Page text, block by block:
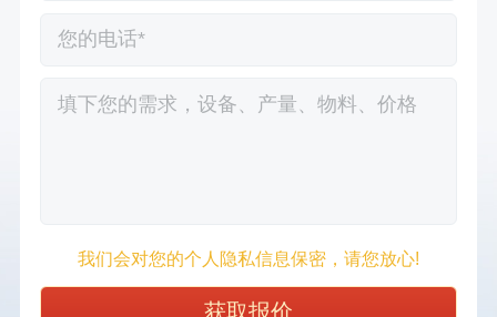
我们会对您的个人隐私信息保密，请您放心!
方先生150****5692刚刚预约成功！